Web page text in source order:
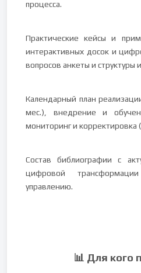
процесса.
Практические кейсы и
интерактивных досок и
вопросов анкеты и структуры
Календарный план
мес.), внедрение и
мониторинг и корректировка
Состав библиографии с
цифровой
управлению.
📊 Для кого